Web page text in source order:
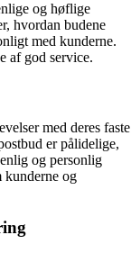
og høflige
hvordan budene
med kunderne.
af god service.
med deres faste
er pålidelige,
og personlig
kunderne og